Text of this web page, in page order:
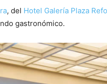
, del Hotel Galería Plaza
gastronómico.